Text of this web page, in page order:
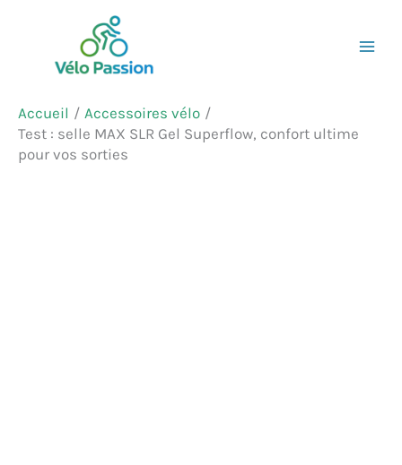
contenu
Accueil
Accessoires vélo
Test : selle MAX SLR Gel Superflow, confort ultime
pour vos sorties